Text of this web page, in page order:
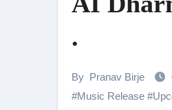
.
By Pranav Birje
#Music Release #